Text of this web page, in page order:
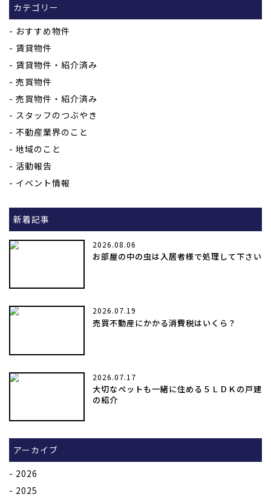
カテゴリー
おすすめ物件
賃貸物件
賃貸物件・紹介済み
売買物件
売買物件・紹介済み
スタッフのつぶやき
不動産業界のこと
地域のこと
活動報告
イベント情報
新着記事
2026.08.06
お部屋の中の虫は入居者様で処理して下さい
2026.07.19
売買不動産にかかる消費税はいくら？
2026.07.17
大切なペットも一緒に住める５ＬＤＫの戸建
の紹介
アーカイブ
2026
2025